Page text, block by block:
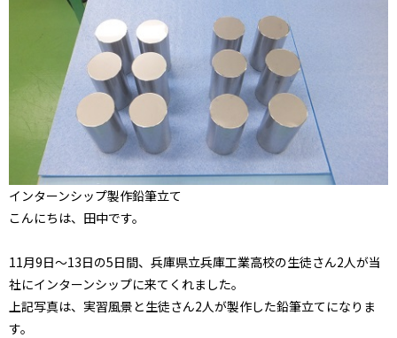
インターンシップ製作鉛筆立て
こんにちは、田中です。
11月9日～13日の5日間、兵庫県立兵庫工業高校の生徒さん2人が当
社にインターンシップに来てくれました。
上記写真は、実習風景と生徒さん2人が製作した鉛筆立てになりま
す。